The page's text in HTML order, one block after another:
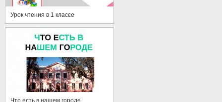
Урок чтения в 1 классе
Что есть в нашем городе